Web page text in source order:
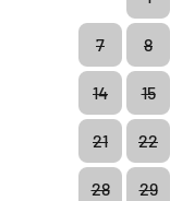
7 8
14 15
21 22
28 29